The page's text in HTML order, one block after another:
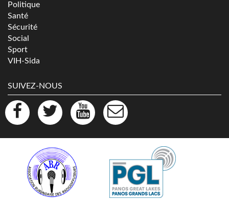
Politique
Santé
Sécurité
Social
Sport
VIH-Sida
SUIVEZ-NOUS